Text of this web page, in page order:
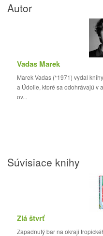
Autor
Vadas Marek
Marek Vadas (*1971) vydal
a Údolie, ktoré sa odohrávajú v
ov...
Súvisiace knihy
Zlá štvrť
Zapadnutý bar na okraji